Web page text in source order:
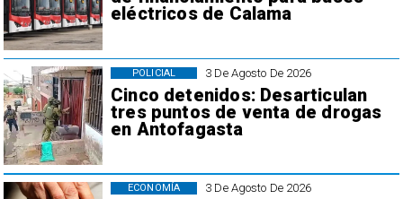
eléctricos de Calama
3 De Agosto De 2026
Cinco detenidos: Desarticulan
tres puntos de venta de drogas
en Antofagasta
POLICIAL
3 De Agosto De 2026
ECONOMÍA